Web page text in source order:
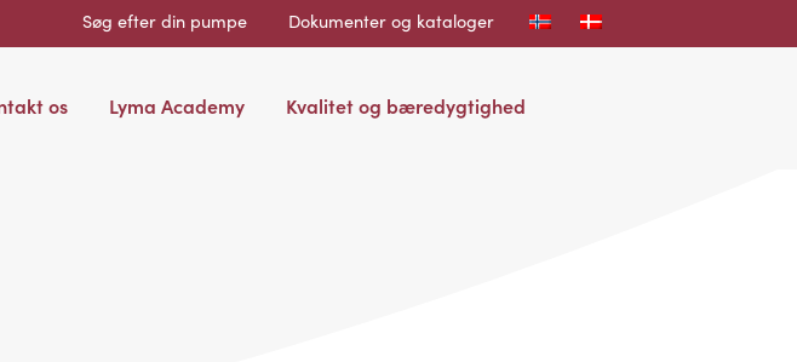
Søg efter din pumpe Dokumenter og kataloger
os Lyma Academy Kvalitet og bæredygtighed